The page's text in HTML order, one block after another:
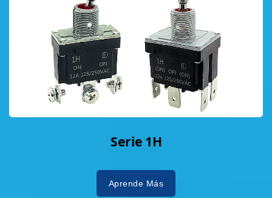
Serie 1H
Aprende Más